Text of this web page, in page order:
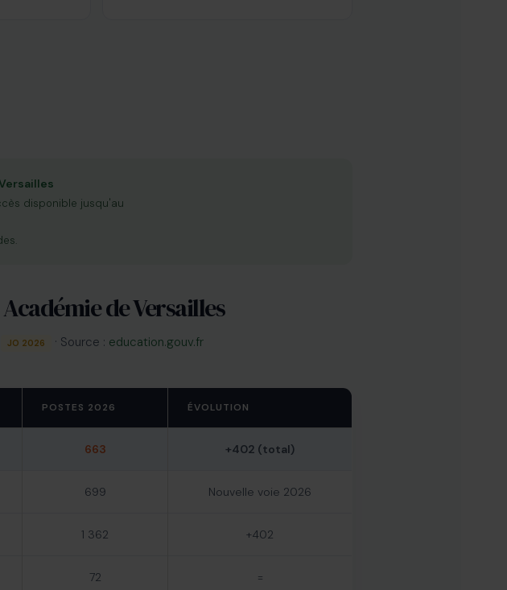
disponible jusqu'au
de Versailles
JO 2026 · Source : education.gouv.fr
POSTES 2026 ÉVOLUTION
663 +402 (total)
699 Nouvelle voie 2026
1 362 +402
72 =